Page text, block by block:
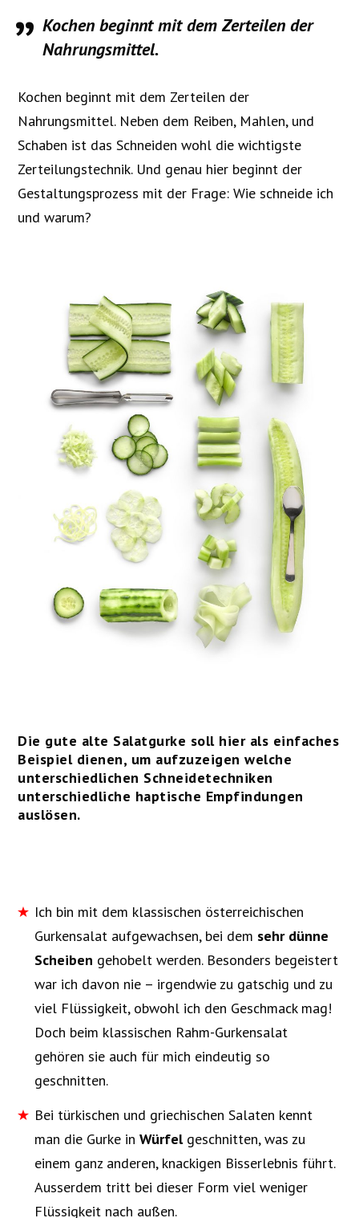
Kochen beginnt mit dem Zerteilen der
Nahrungsmittel.
Kochen beginnt mit dem Zerteilen der
Nahrungsmittel. Neben dem Reiben, Mahlen, und
Schaben ist das Schneiden wohl die wichtigste
Zerteilungstechnik. Und genau hier beginnt der
Gestaltungsprozess mit der Frage: Wie schneide ich
und warum?
Die gute alte Salatgurke soll hier als einfaches
Beispiel dienen, um aufzuzeigen welche
unterschiedlichen Schneidetechniken
unterschiedliche haptische Empfindungen
auslösen.
Ich bin mit dem klassischen österreichischen
Gurkensalat aufgewachsen, bei dem sehr dünne
Scheiben gehobelt werden. Besonders begeistert
war ich davon nie – irgendwie zu gatschig und zu
viel Flüssigkeit, obwohl ich den Geschmack mag!
Doch beim klassischen Rahm-Gurkensalat
gehören sie auch für mich eindeutig so
geschnitten.
Bei türkischen und griechischen Salaten kennt
man die Gurke in Würfelgeschnitten, was zu
einem ganz anderen, knackigen Bisserlebnis führt.
Ausserdem tritt bei dieser Form viel weniger
Flüssigkeit nach außen.